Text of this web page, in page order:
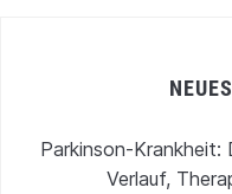
Parkinson-
Verlauf,